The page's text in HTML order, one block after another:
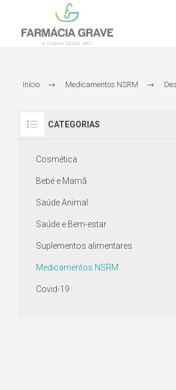
Início Medicamentos NSRM
CATEGORIAS
Cosmética
Bebé e Mamã
Saúde Animal
Saúde e Bem-estar
Suplementos alimentares
Medicamentos NSRM
Covid-19